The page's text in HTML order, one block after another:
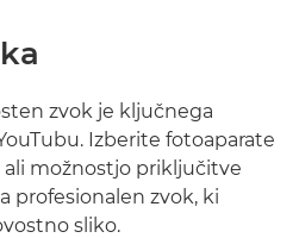
zvok je ključnega
Izberite fotoaparate
možnostjo priključitve
profesionalen zvok, ki
sliko.